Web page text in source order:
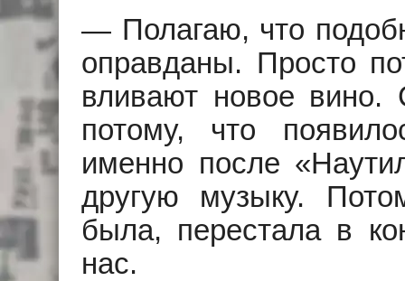
— Полагаю, что
оправданы. Просто
вливают новое вино.
потому, что
именно после
другую музыку.
была, перестала в
нас.